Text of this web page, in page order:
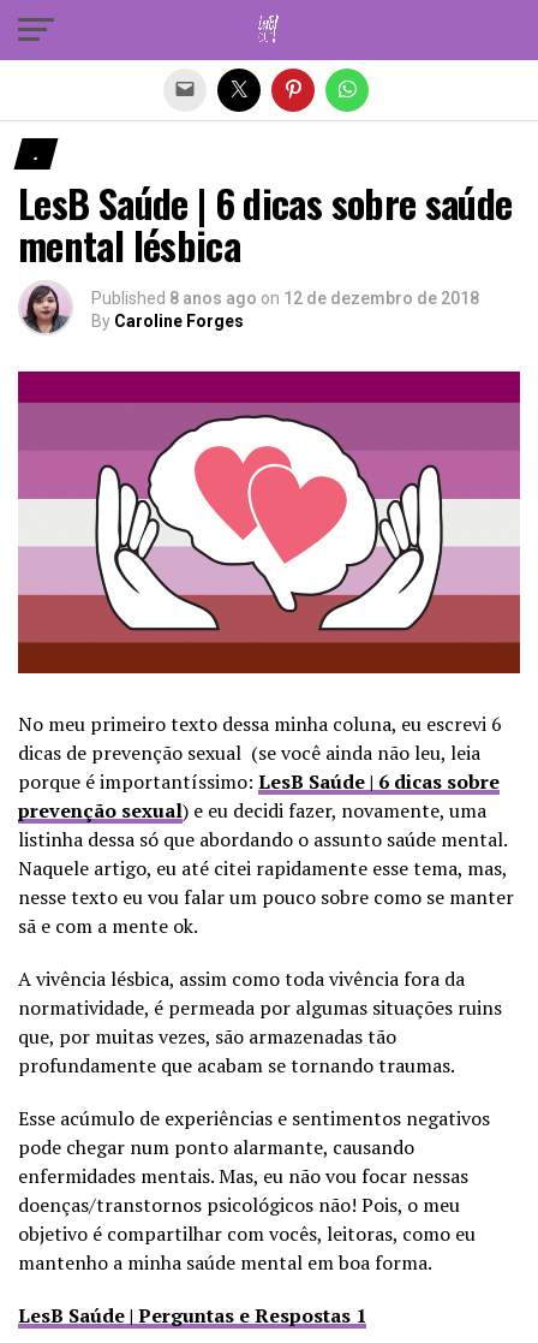
.
LesB Saúde | 6 dicas sobre saúde
mental lésbica
Published 8 anos ago on 12 de dezembro de 2018
By Caroline Forges
No meu primeiro texto dessa minha coluna, eu escrevi 6
dicas de prevenção sexual (se você ainda não leu, leia
porque é importantíssimo: LesB Saúde | 6 dicas sobre
prevenção sexual) e eu decidi fazer, novamente, uma
listinha dessa só que abordando o assunto saúde mental.
Naquele artigo, eu até citei rapidamente esse tema, mas,
nesse texto eu vou falar um pouco sobre como se manter
sã e com a mente ok.
A vivência lésbica, assim como toda vivência fora da
normatividade, é permeada por algumas situações ruins
que, por muitas vezes, são armazenadas tão
profundamente que acabam se tornando traumas.
Esse acúmulo de experiências e sentimentos negativos
pode chegar num ponto alarmante, causando
enfermidades mentais. Mas, eu não vou focar nessas
doenças/transtornos psicológicos não! Pois, o meu
objetivo é compartilhar com vocês, leitoras, como eu
mantenho a minha saúde mental em boa forma.
LesB Saúde | Perguntas e Respostas 1
Sair da versão mobile